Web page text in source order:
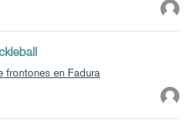
frontones en Fadura